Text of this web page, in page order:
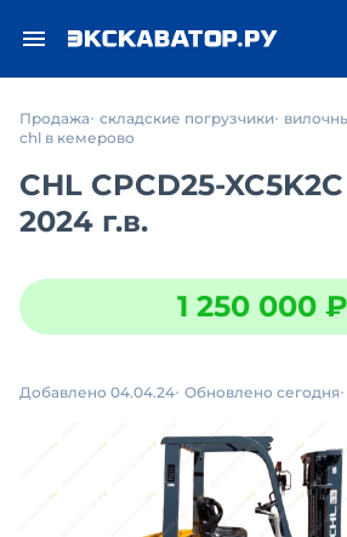
Продажа складские погрузчики
chl в кемерово
CHL CPCD25-
2024 г.в.
1 250 000 ₽
Добавлено 04.04.24 Обновлено сегодня